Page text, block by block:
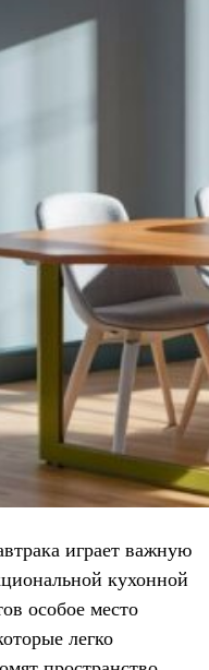
играет важную
кухонной
особое место
легко